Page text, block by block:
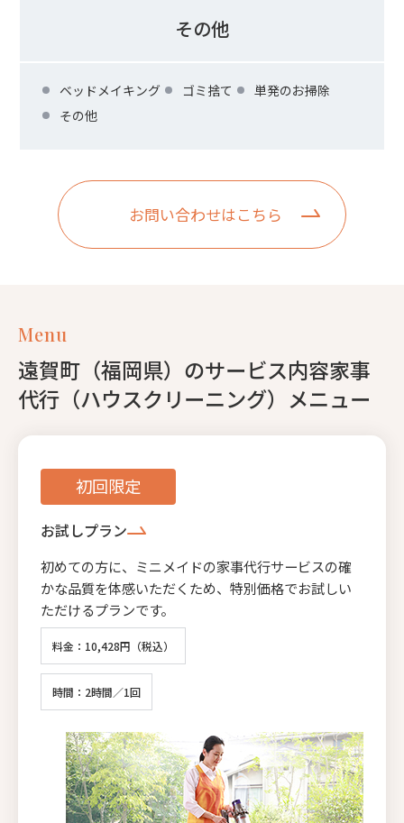
その他
ベッドメイキング ゴミ捨て
単発のお掃除
その他
お問い合わせはこちら
Menu
遠賀町（福岡県）のサービス内容家事
代行（ハウスクリーニング）メニュー
初回限定
お試しプラン
初めての方に、ミニメイドの家事代行サービスの確
かな品質を体感いただくため、特別価格でお試しい
ただけるプランです。
料金：10,428円（税込）
時間：2時間／1回